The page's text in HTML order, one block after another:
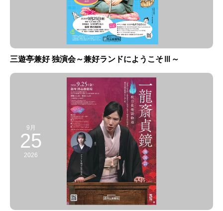
三遊亭兼好 独演会～兼好ランドにようこそⅢ～
9月
25
2026